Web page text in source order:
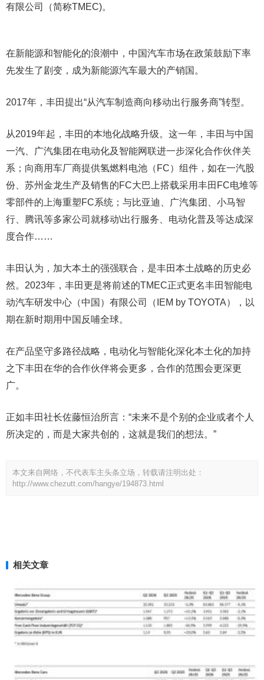
有限公司（简称TMEC)。
在新能源和智能化的浪潮中，中国汽车市场在政策鼓励下率
先发生了剧变，成为新能源汽车最大的产销国。
2017年，丰田提出“从汽车制造商向移动出行服务商”转型。
从2019年起，丰田的本地化战略升级。这一年，丰田与中国
一汽、广汽集团在电动化及智能网联进一步深化合作伙伴关
系；向商用车厂商提供氢燃料电池（FC）组件，如在一汽股
份、苏州金龙生产及销售的FC大巴上搭载采用丰田FC电堆等
零部件的上海重塑FC系统；与比亚迪、广汽集团、小马智
行、腾讯等多家公司就移动\出行服务、电动化普及等达成深
度合作……
丰田认为，加大本土的强强联合，是丰田本土战略的历史必
然。2023年，丰田更是将前述的TMEC正式更名丰田智能电
动汽车研发中心（中国）有限公司（IEM by TOYOTA），以
期在新时期用中国反哺全球。
在产品坚守多路径战略，电动化与智能化深化本土化的加持
之下丰田在华的合作伙伴将会更多，合作的范围会更深更
广。
正如丰田社长佐藤恒治所言：“未来不是个别的企业或者个人
所决定的，而是大家共创的，这就是我们的想法。”
本文来自网络，不代表车主头条立场，转载请注明出处：
http://www.chezutt.com/hangye/194873.html
相关文章